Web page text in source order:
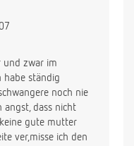
und zwar im
habe ständig
noch nie
angst, dass nicht
gute mutter
ver,misse ich den